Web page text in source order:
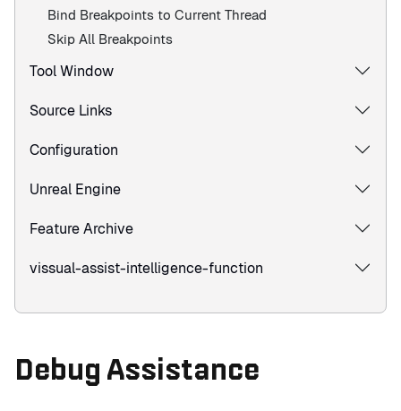
Bind Breakpoints to Current Thread
Skip All Breakpoints
Tool Window
Source Links
Configuration
Unreal Engine
Feature Archive
vissual-assist-intelligence-function
Debug Assistance